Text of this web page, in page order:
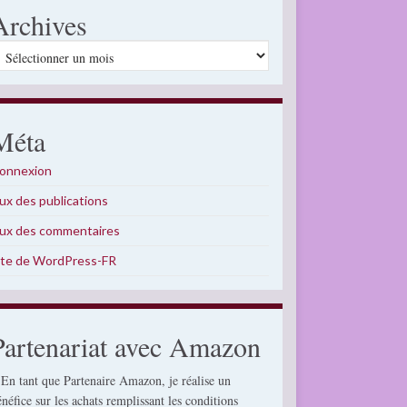
des publications
des commentaires
de WordPress-FR
avec Amazon
tant que Partenaire Amazon, je réalise un
sur les achats remplissant les conditions